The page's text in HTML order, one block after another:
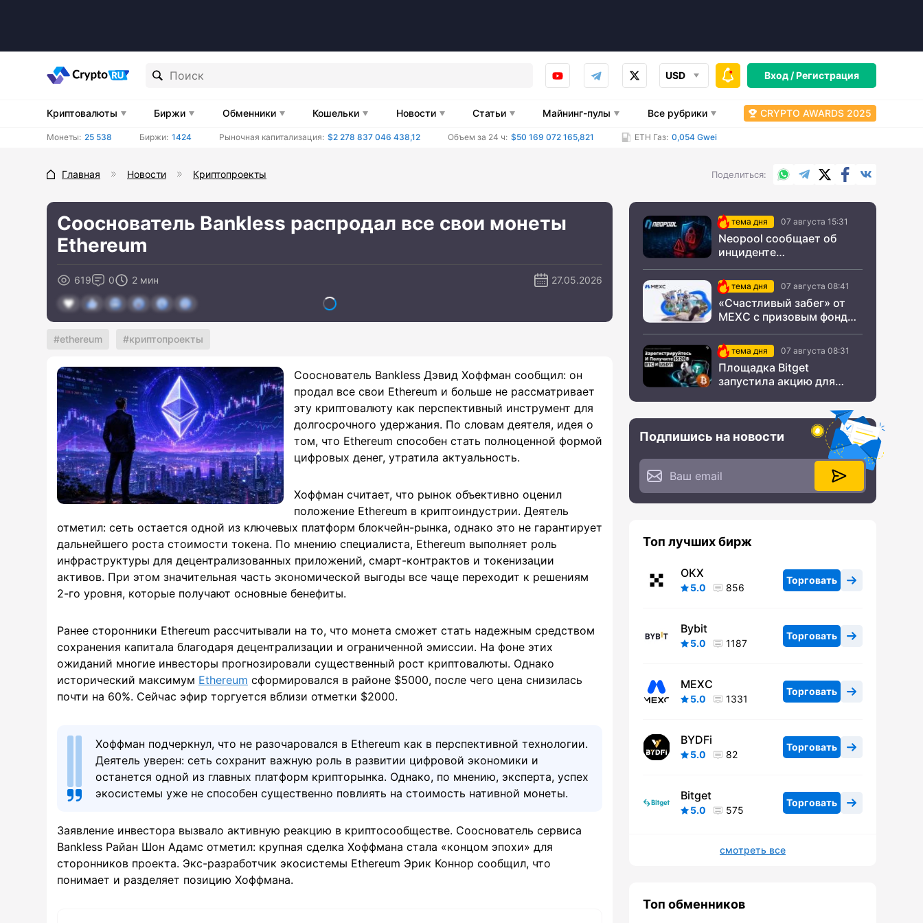
USD Вход /Регистрация
Криптовалюты Биржи Обменники Кошельки Новости Статьи Майнинг-пулы Все рубрики CRYPTO AWARDS 2025
Монеты: 25 538 Биржи: 1424 Рыночная капитализация: $2 278 837 046 438,12 Объем за 24 ч: $50 169 072 165,821 ETH Газ: 0,054 Gwei
Главная Новости Криптопроекты Поделиться WhatsApp
TelegramX.comFacebook
Сооснователь Bankless распродал все свои монеты
Ethereum
619 0 2 мин 27.05.2026
ethereum криптопроекты
Сооснователь Bankless Дэвид Хоффман сообщил: он
продал все свои Ethereum и больше не рассматривает
эту криптовалюту как перспективный инструмент для
долгосрочного удержания. По словам деятеля, идея о
том, что Ethereum способен стать полноценной формой
цифровых денег, утратила актуальность.
Хоффман считает, что рынок объективно оценил
положение Ethereum в криптоиндустрии. Деятель
отметил: сеть остается одной из ключевых платформ блокчейн-рынка, однако это не гарантирует
дальнейшего роста стоимости токена. По мнению специалиста, Ethereum выполняет роль
инфраструктуры для децентрализованных приложений, смарт-контрактов и токенизации
активов. При этом значительная часть экономической выгоды все чаще переходит к решениям
2-го уровня, которые получают основные бенефиты.
Ранее сторонники Ethereum рассчитывали на то, что монета сможет стать надежным средством
сохранения капитала благодаря децентрализации и ограниченной эмиссии. На фоне этих
ожиданий многие инвесторы прогнозировали существенный рост криптовалюты. Однако
исторический максимум Ethereum сформировался в районе $5000, после чего цена снизилась
почти на 60%. Сейчас эфир торгуется вблизи отметки $2000.
Хоффман подчеркнул, что не разочаровался в Ethereum как в перспективной технологии.
Деятель уверен: сеть сохранит важную роль в развитии цифровой экономики и
останется одной из главных платформ крипторынка. Однако, по мнению, эксперта, успех
экосистемы уже не способен существенно повлиять на стоимость нативной монеты.
Заявление инвестора вызвало активную реакцию в криптосообществе. Сооснователь сервиса
Bankless Райан Шон Адамс отметил: крупная сделка Хоффмана стала «концом эпохи» для
сторонников проекта. Экс-разработчик экосистемы Ethereum Эрик Коннор сообщил, что
понимает и разделяет позицию Хоффмана.
тема дня 07 августа 15:31
Neopool сообщает об
инциденте
безопасности
тема дня 07 августа 08:41
«Счастливый забег» от
MEXC с призовым фондом
тема дня 07 августа 08:31
Площадка Bitget
запустила акцию для
Подпишись на новости
Топ лучших бирж
OKX
5.0 856
Торговать
Bybit
5.0 1187
Торговать
MEXC
5.0 1331
Торговать
BYDFi
5.0 82
Торговать
Bitget
5.0 575
Торговать
смотреть все
Топ обменников